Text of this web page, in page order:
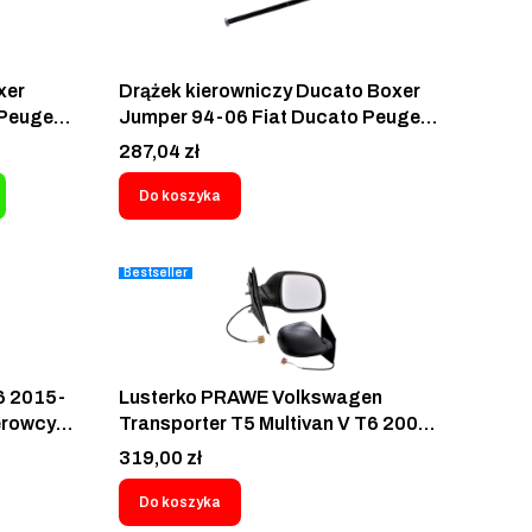
Drążek kierowniczy Ducato Boxer
Jumper 94-06 Fiat Ducato Peugeot
Boxer Citroen Jumper 1994-2006
SRL S6057006
Cena
287,04 zł
Do koszyka
2015-
Bestseller
Lusterko PRAWE Volkswagen
Transporter T5 Multivan V T6 2009-
2015 Elektryczne Lustro drzwi
pasażera 5 pinowe 7E1857508BN
7E1-857-508-BN-9B9- 9569522S
Cena
319,00 zł
Do koszyka